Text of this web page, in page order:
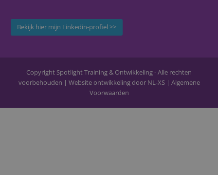
Bekijk hier mijn Linkedin-profiel >>
Copyright Spotlight Training & Ontwikkeling - Alle rechten
voorbehouden | Website ontwikkeling door NL-XS| Algemene
Voorwaarden